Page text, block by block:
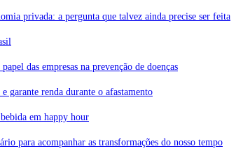
privada: a pergunta que talvez ainda precise ser feita
das empresas na prevenção de doenças
garante renda durante o afastamento
em happy hour
para acompanhar as transformações do nosso tempo